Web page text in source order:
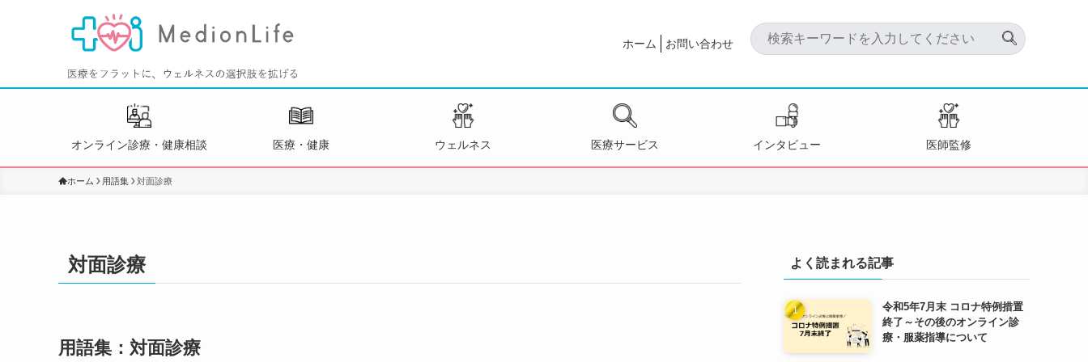
ホーム お問い合わせ
オンライン診療・健康相談 医療・健康 ウェルネス 医療サービス インタビュー 医師監修
ホーム 用語集 対面診療
対面診療
用語集：対面診療
よく読まれる記事
令和5年7月末 コロナ特例措置
終了～その後のオンライン診
療・服薬指導について